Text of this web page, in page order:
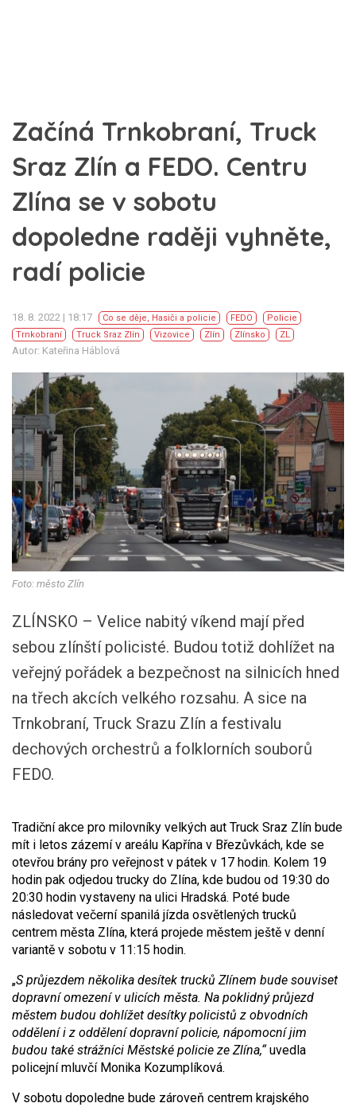
Začíná Trnkobraní, Truck
Sraz Zlín a FEDO. Centru
Zlína se v sobotu
dopoledne raději vyhněte,
radí policie
18. 8. 2022 | 18:17 Co se děje, Hasiči a policie FEDO
Policie
Trnkobraní
Truck Sraz Zlín Vizovice Zlín Zlínsko ZL
Autor: Kateřina Háblová
Foto: město Zlín
ZLÍNSKO – Velice nabitý víkend mají před
sebou zlínští policisté. Budou totiž dohlížet na
veřejný pořádek a bezpečnost na silnicích hned
na třech akcích velkého rozsahu. A sice na
Trnkobraní, Truck Srazu Zlín a festivalu
dechových orchestrů a folklorních souborů
FEDO.
Tradiční akce pro milovníky velkých aut Truck Sraz Zlín bude
mít i letos zázemí v areálu Kapřína v Březůvkách, kde se
otevřou brány pro veřejnost v pátek v 17 hodin. Kolem 19
hodin pak odjedou trucky do Zlína, kde budou od 19:30 do
20:30 hodin vystaveny na ulici Hradská. Poté bude
následovat večerní spanilá jízda osvětlených trucků
centrem města Zlína, která projede městem ještě v denní
variantě v sobotu v 11:15 hodin.
„S průjezdem několika desítek trucků Zlínem bude souviset
dopravní omezení v ulicích města. Na poklidný průjezd
městem budou dohlížet desítky policistů z obvodních
oddělení i z oddělení dopravní policie, nápomocní jim
budou také strážníci Městské policie ze Zlína,“uvedla
policejní mluvčí Monika Kozumplíková.
V sobotu dopoledne bude zároveň centrem krajského